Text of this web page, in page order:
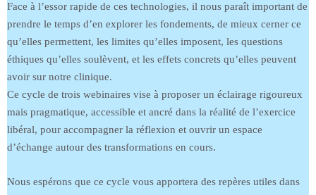
Face à l’essor rapide de ces technologies, il nous paraît important de
prendre le temps d’en explorer les fondements, de mieux cerner ce
qu’elles permettent, les limites qu’elles imposent, les questions
éthiques qu’elles soulèvent, et les effets concrets qu’elles peuvent
avoir sur notre clinique.
Ce cycle de trois webinaires vise à proposer un éclairage rigoureux
mais pragmatique, accessible et ancré dans la réalité de l’exercice
libéral, pour accompagner la réflexion et ouvrir un espace
d’échange autour des transformations en cours.
Nous espérons que ce cycle vous apportera des repères utiles dans